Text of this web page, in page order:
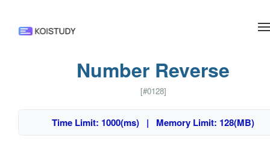
Number Reverse
[#0128]
Time Limit: 1000(ms) | Memory Limit: 128(MB)